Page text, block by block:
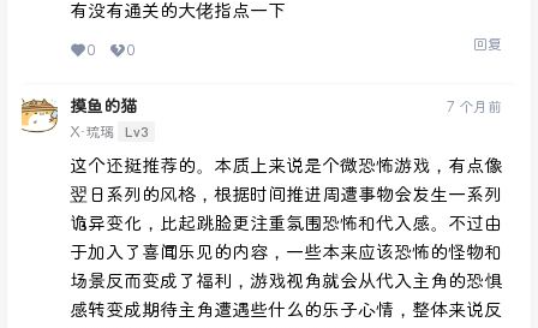
有没有通关的大佬指点一下
0 0 回复
摸鱼的猫
X·琉璃 Lv3
7 个月前
这个还挺推荐的。本质上来说是个微恐怖游戏，有点像
翌日系列的风格，根据时间推进周遭事物会发生一系列
诡异变化，比起跳脸更注重氛围恐怖和代入感。不过由
于加入了喜闻乐见的内容，一些本来应该恐怖的怪物和
场景反而变成了福利，游戏视角就会从代入主角的恐惧
感转变成期待主角遭遇些什么的乐子心情，整体来说反